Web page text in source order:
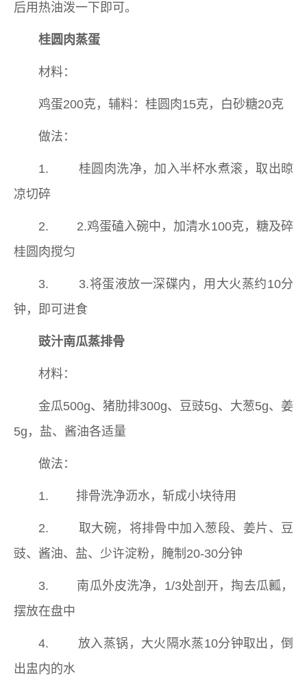
后用热油泼一下即可。
桂圆肉蒸蛋
材料：
鸡蛋200克，辅料：桂圆肉15克，白砂糖20克
做法：
1. 桂圆肉洗净，加入半杯水煮滚，取出晾
凉切碎
2. 2.鸡蛋磕入碗中，加清水100克，糖及碎
桂圆肉搅匀
3. 3.将蛋液放一深碟内，用大火蒸约10分
钟，即可进食
豉汁南瓜蒸排骨
材料：
金瓜500g、猪肋排300g、豆豉5g、大葱5g、姜
5g，盐、酱油各适量
做法：
1. 排骨洗净沥水，斩成小块待用
2. 取大碗，将排骨中加入葱段、姜片、豆
豉、酱油、盐、少许淀粉，腌制20-30分钟
3. 南瓜外皮洗净，1/3处剖开，掏去瓜瓤，
摆放在盘中
4. 放入蒸锅，大火隔水蒸10分钟取出，倒
出盅内的水